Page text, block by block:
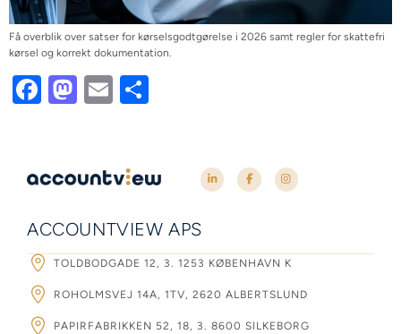
Få overblik over satser for kørselsgodtgørelse i 2026 samt regler for skattefri
kørsel og korrekt dokumentation.
Facebook
Mastodon
Email
ACCOUNTVIEW APS
TOLDBODGADE 12, 3. 1253 KØBENHAVN K
ROHOLMSVEJ 14A, 1TV, 2620 ALBERTSLUND
PAPIRFABRIKKEN 52, 18, 3. 8600 SILKEBORG